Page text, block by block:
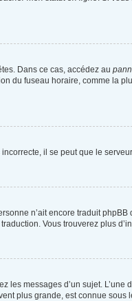
Dans ce cas, accédez au
du fuseau horaire, comme la
il se peut que le
n’ait encore traduit
Vous trouverez plus
les messages d’un sujet.
plus grande, est connue